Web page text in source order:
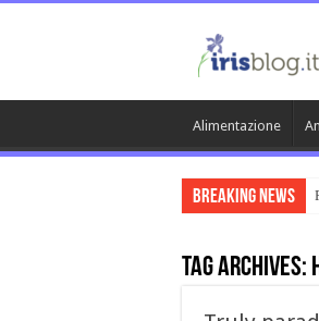
Alimentazione
Breaking News
Tag Archives: